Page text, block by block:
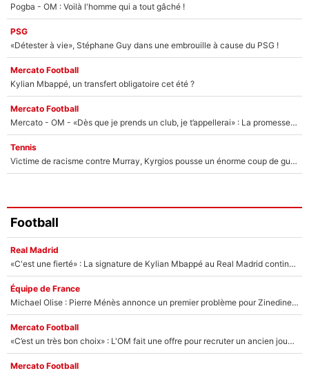
Pogba - OM : Voilà l'homme qui a tout gâché !
PSG
«Détester à vie», Stéphane Guy dans une embrouille à cause du PSG !
Mercato Football
Kylian Mbappé, un transfert obligatoire cet été ?
Mercato Football
Mercato - OM - «Dès que je prends un club, je t’appellerai» : La promesse de Marcelino au moment de claquer la porte
Tennis
Victime de racisme contre Murray, Kyrgios pousse un énorme coup de gueule !
Football
Real Madrid
«C'est une fierté» : La signature de Kylian Mbappé au Real Madrid continue de régaler l'Espagne
Équipe de France
Michael Olise : Pierre Ménès annonce un premier problème pour Zinedine Zidane en équipe de France
Mercato Football
«C’est un très bon choix» : L'OM fait une offre pour recruter un ancien joueur du PSG... et c'est validé dans l'After Foot !
Mercato Football